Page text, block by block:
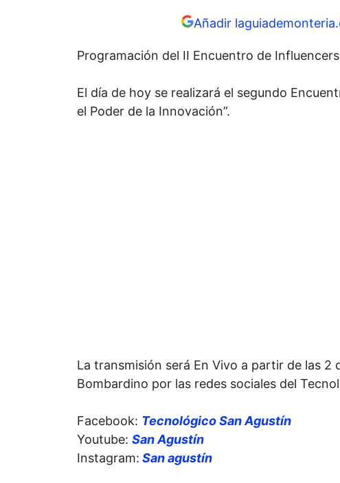
Añadir
Programación del II Encuentro de
El día de hoy se realizará el segundo
el Poder de la Innovación”.
La transmisión será En Vivo a partir de las 2
Bombardino por las redes sociales del
Facebook: Tecnológico San Agustín
Youtube: San Agustín
Instagram: San agustín